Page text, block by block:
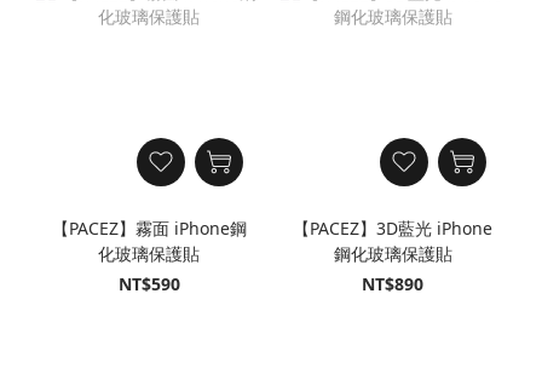
【PACEZ】霧面 iPhone鋼
化玻璃保護貼
NT$590
【PACEZ】3D藍光 iPhone
鋼化玻璃保護貼
NT$890